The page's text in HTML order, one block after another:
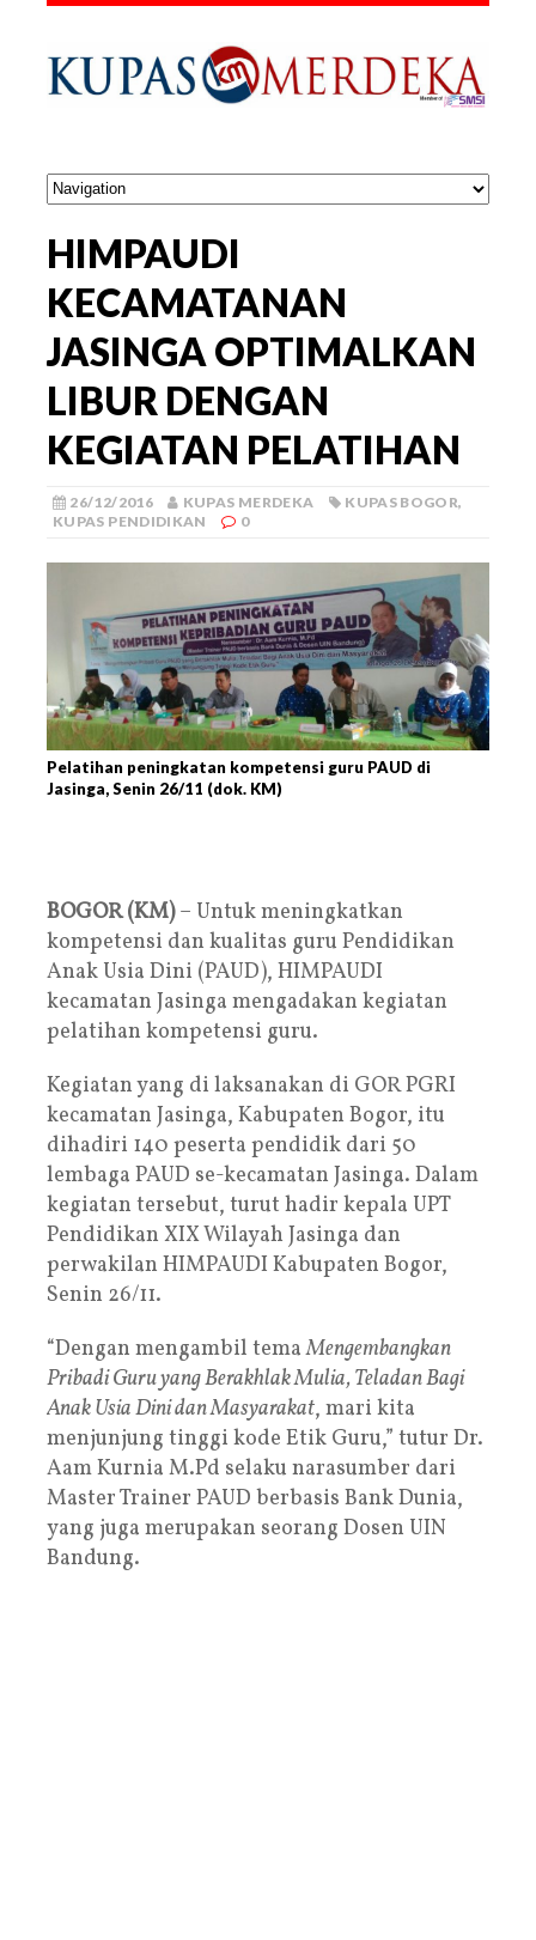
HIMPAUDI
KECAMATANAN
JASINGA OPTIMALKAN
LIBUR DENGAN
KEGIATAN PELATIHAN
26/12/2016 KUPAS MERDEKA KUPAS BOGOR,
KUPAS PENDIDIKAN
0
Pelatihan peningkatan kompetensi guru PAUD di
Jasinga, Senin 26/11 (dok. KM)
BOGOR (KM)– Untuk meningkatkan
kompetensi dan kualitas guru Pendidikan
Anak Usia Dini (PAUD), HIMPAUDI
kecamatan Jasinga mengadakan kegiatan
pelatihan kompetensi guru.
Kegiatan yang di laksanakan di GOR PGRI
kecamatan Jasinga, Kabupaten Bogor, itu
dihadiri 140 peserta pendidik dari 50
lembaga PAUD se-kecamatan Jasinga. Dalam
kegiatan tersebut, turut hadir kepala UPT
Pendidikan XIX Wilayah Jasinga dan
perwakilan HIMPAUDI Kabupaten Bogor,
Senin 26/11.
“Dengan mengambil temaMengembangkan
Pribadi Guru yang Berakhlak Mulia, Teladan Bagi
Anak Usia Dini dan Masyarakat, mari kita
menjunjung tinggi kode Etik Guru,” tutur Dr.
Aam Kurnia M.Pd selaku narasumber dari
Master Trainer PAUD berbasis Bank Dunia,
yang juga merupakan seorang Dosen UIN
Bandung.